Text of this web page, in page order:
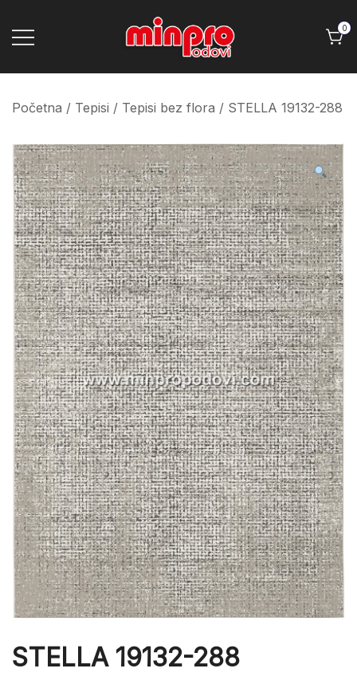
Minpro podovi
0
Početna / Tepisi / Tepisi bez flora / STELLA 19132-288
STELLA 19132-288